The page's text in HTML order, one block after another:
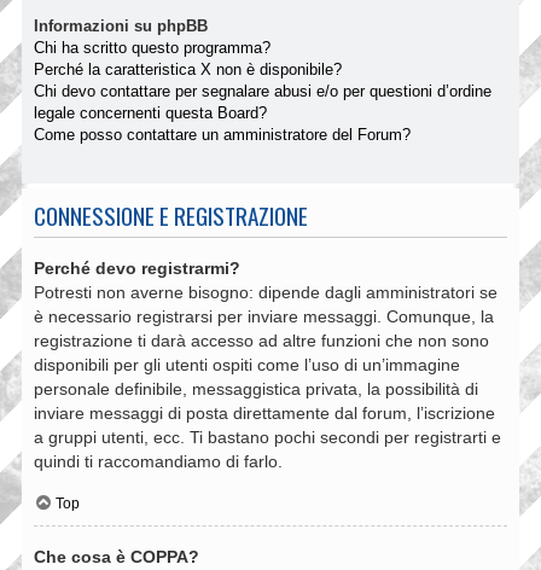
Informazioni su phpBB
Chi ha scritto questo programma?
Perché la caratteristica X non è disponibile?
Chi devo contattare per segnalare abusi e/o per questioni d’ordine
legale concernenti questa Board?
Come posso contattare un amministratore del Forum?
CONNESSIONE E REGISTRAZIONE
Perché devo registrarmi?
Potresti non averne bisogno: dipende dagli amministratori se
è necessario registrarsi per inviare messaggi. Comunque, la
registrazione ti darà accesso ad altre funzioni che non sono
disponibili per gli utenti ospiti come l’uso di un’immagine
personale definibile, messaggistica privata, la possibilità di
inviare messaggi di posta direttamente dal forum, l’iscrizione
a gruppi utenti, ecc. Ti bastano pochi secondi per registrarti e
quindi ti raccomandiamo di farlo.
Top
Che cosa è COPPA?